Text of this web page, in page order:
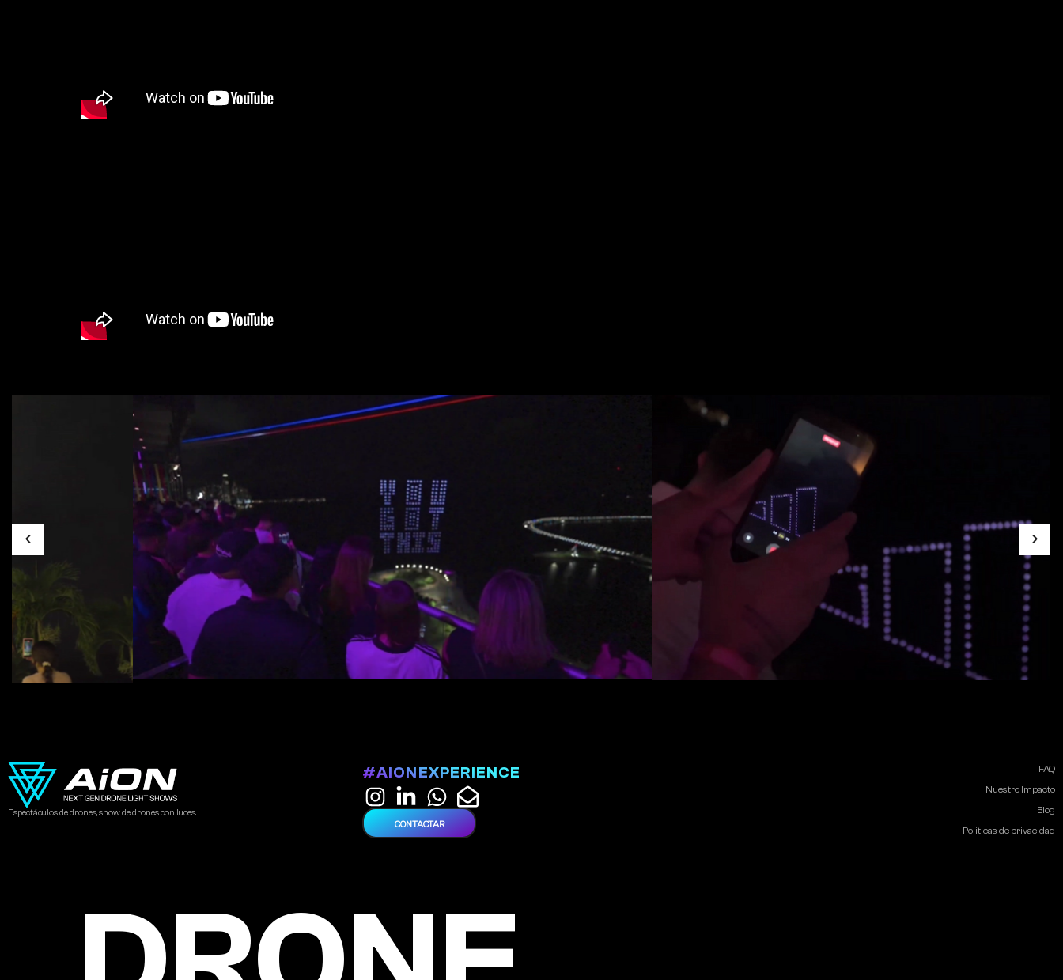
Espectáculos de drones, show de drones con luces.
FAQ
Nuestro Impacto
Blog
Politicas de privacidad
#AIONEXPERIENCE
CONTACTAR